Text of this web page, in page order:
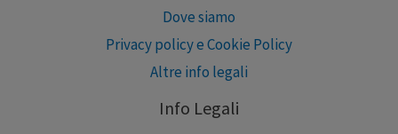
Dove siamo
Privacy policy e Cookie Policy
Altre info legali
Info Legali